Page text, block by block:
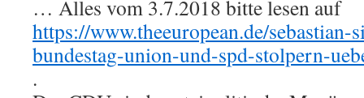
… Alles vom 3.7.2018 bitte lesen auf
https://www.theeuropean.de/sebastian-
bundestag-union-und-spd-stolpern-
.